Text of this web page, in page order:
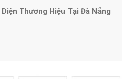
Thương Hiệu Tại Đà Nẵng